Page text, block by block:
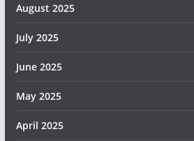
August 2025
July 2025
June 2025
May 2025
April 2025